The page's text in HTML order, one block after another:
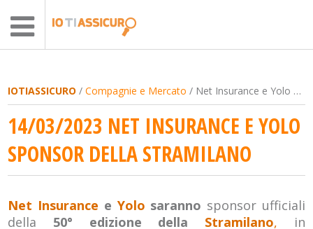
IOTIASSICURO /Compagnie e Mercato / Net Insurance e Yolo sponsor della Stramilano
14/03/2023 NET INSURANCE E YOLO
SPONSOR DELLA STRAMILANO
Net Insurance e Yolo saranno sponsor ufficiali
della 50° edizione della Stramilano, in